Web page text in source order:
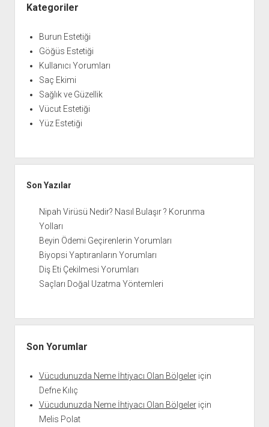
Menü
Kategoriler
Burun Estetiği
Göğüs Estetiği
Kullanıcı Yorumları
Saç Ekimi
Sağlık ve Güzellik
Vücut Estetiği
Yüz Estetiği
Son Yazılar
Nipah Virüsü Nedir? Nasıl Bulaşır ? Korunma
Yolları
Beyin Ödemi Geçirenlerin Yorumları
Biyopsi Yaptıranların Yorumları
Diş Eti Çekilmesi Yorumları
Saçları Doğal Uzatma Yöntemleri
Son Yorumlar
Vücudunuzda Neme İhtiyacı Olan Bölgeleriçin
Defne Kılıç
Vücudunuzda Neme İhtiyacı Olan Bölgeleriçin
Melis Polat